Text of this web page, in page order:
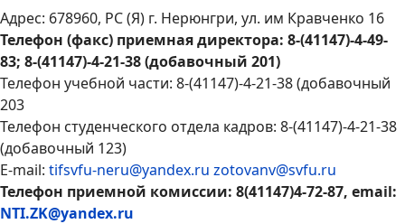
Адрес: 678960, РС (Я) г. Нерюнгри, ул. им Кравченко 16
Телефон (факс) приемная директора: 8-(41147)-4-49-
83; 8-(41147)-4-21-38 (добавочный 201)
Телефон учебной части: 8-(41147)-4-21-38 (добавочный
203
Телефон студенческого отдела кадров: 8-(41147)-4-21-38
(добавочный 123)
E-mail: tifsvfu-neru@yandex.ru zotovanv@svfu.ru
Телефон приемной комиссии: 8(41147)4-72-87, email:
NTI.ZK@yandex.ru